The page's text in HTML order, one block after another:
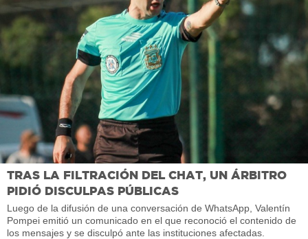
TRAS LA FILTRACIÓN DEL CHAT, UN ÁRBITRO
PIDIÓ DISCULPAS PÚBLICAS
Luego de la difusión de una conversación de WhatsApp, Valentín
Pompei emitió un comunicado en el que reconoció el contenido de
los mensajes y se disculpó ante las instituciones afectadas.